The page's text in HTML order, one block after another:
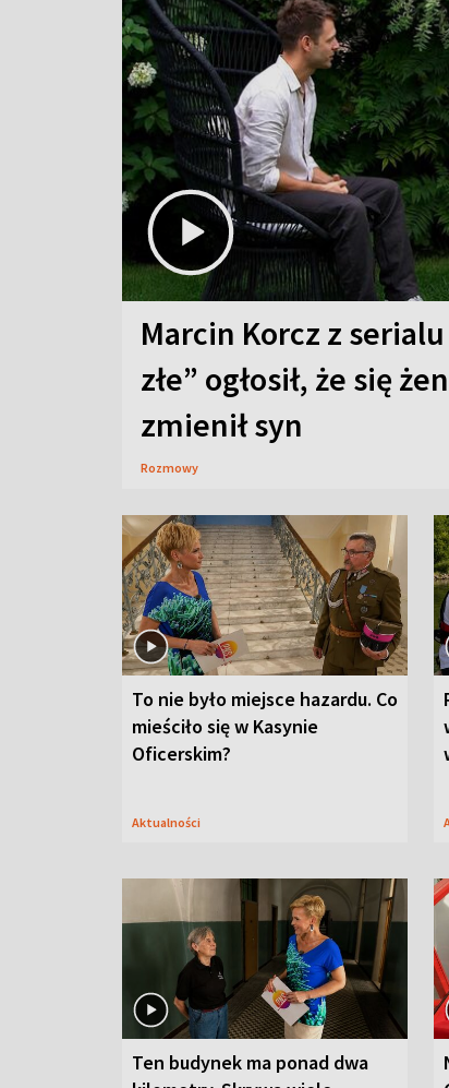
Marcin Korcz z
złe” ogłosił, że się
zmienił syn
Rozmowy
To nie było miejsce hazardu. Co
mieściło się w Kasynie
Oficerskim?
Aktualności
Ten budynek ma ponad dwa